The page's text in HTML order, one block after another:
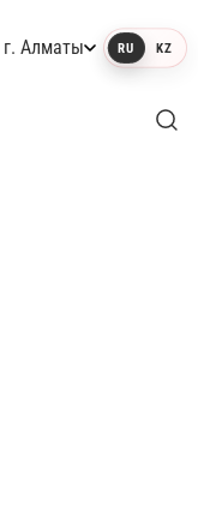
г. Алматы RU KZ